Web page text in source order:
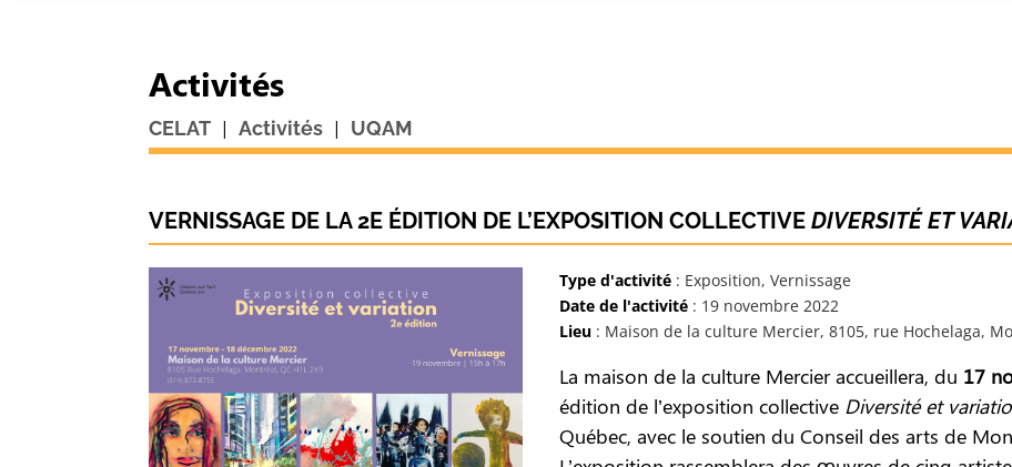
Activités
CELAT | Activités | UQAM
VERNISSAGE DE LA 2E ÉDITION DE L’EXPOSITION COLLECTIVEDIVERSITÉ ET
Type d'activité: Exposition, Vernissage
Date de l'activité: 19 novembre 2022
Lieu: Maison de la culture Mercier, 8105, rue Hochelaga,
La maison de la culture Mercier accueillera, du 17
édition de l’exposition collective Diversité et
Québec, avec le soutien du Conseil des arts de